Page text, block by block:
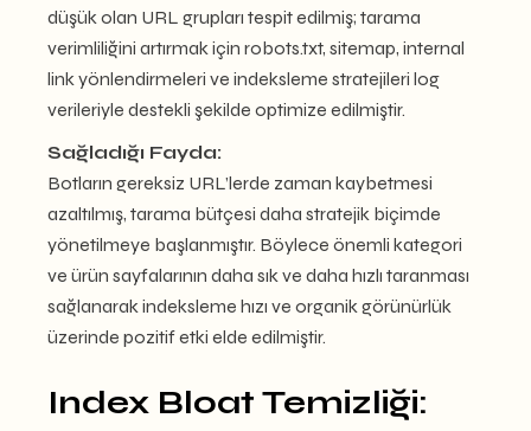
düşük olan URL grupları tespit edilmiş; tarama
verimliliğini artırmak için robots.txt, sitemap, internal
link yönlendirmeleri ve indeksleme stratejileri log
verileriyle destekli şekilde optimize edilmiştir.
Sağladığı Fayda:
Botların gereksiz URL’lerde zaman kaybetmesi
azaltılmış, tarama bütçesi daha stratejik biçimde
yönetilmeye başlanmıştır. Böylece önemli kategori
ve ürün sayfalarının daha sık ve daha hızlı taranması
sağlanarak indeksleme hızı ve organik görünürlük
üzerinde pozitif etki elde edilmiştir.
Index Bloat Temizliği: